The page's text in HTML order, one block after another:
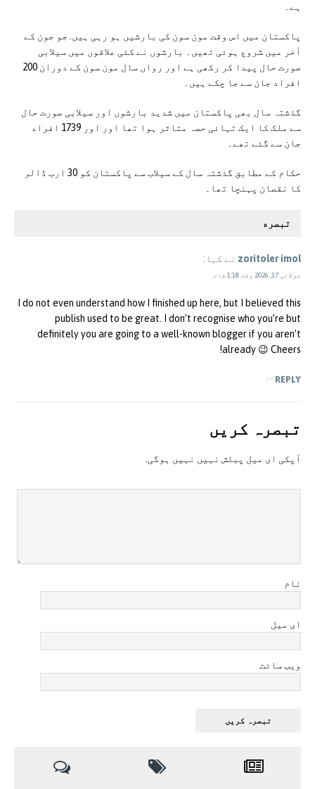
ہے۔
پاکستان میں اس وقت مون سون کی بارشیں ہو رہی ہیں. جو جون کے
آخر میں شروع ہوئی تھیں۔ بارشوں نے کئی علاقوں میں سیلابی
صورت حال پیدا کر رکھی ہے اور رواں سال مون سون کے دوران 200
افراد جان سے جا چکے ہیں۔
گذشتہ سال بھی پاکستان میں شدید بارشوں اور سیلابی صورت حال
سے ملک کا ایک تہائی حصہ متاثر ہوا تھا اور اور 1739 افراد
جان سے گئے تھے۔
حکام کے مطابق گذشتہ سال کے سیلاب سے پاکستان کو 30 ارب ڈالر
کا نقصان پہنچا تھا۔
تبصره
zoritoler imol نے کہا:
جولائی 17, 2026 وقت 1:18 شام
I do not even understand how I finished up here, but I believed this
publish used to be great. I don’t recognise who you’re but
definitely you are going to a well-known blogger if you aren’t
already 😉 Cheers!
REPLY
تبصرہ کريں
آپکی ای ميل پبلش نہيں نہيں ہوگی.
نام
ای میل
ویب سائٹ